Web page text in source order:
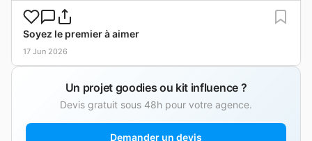
Soyez le premier à aimer
17 Jun 2026
Un projet goodies ou kit influence ?
Devis gratuit sous 48h pour votre agence.
Demander un devis